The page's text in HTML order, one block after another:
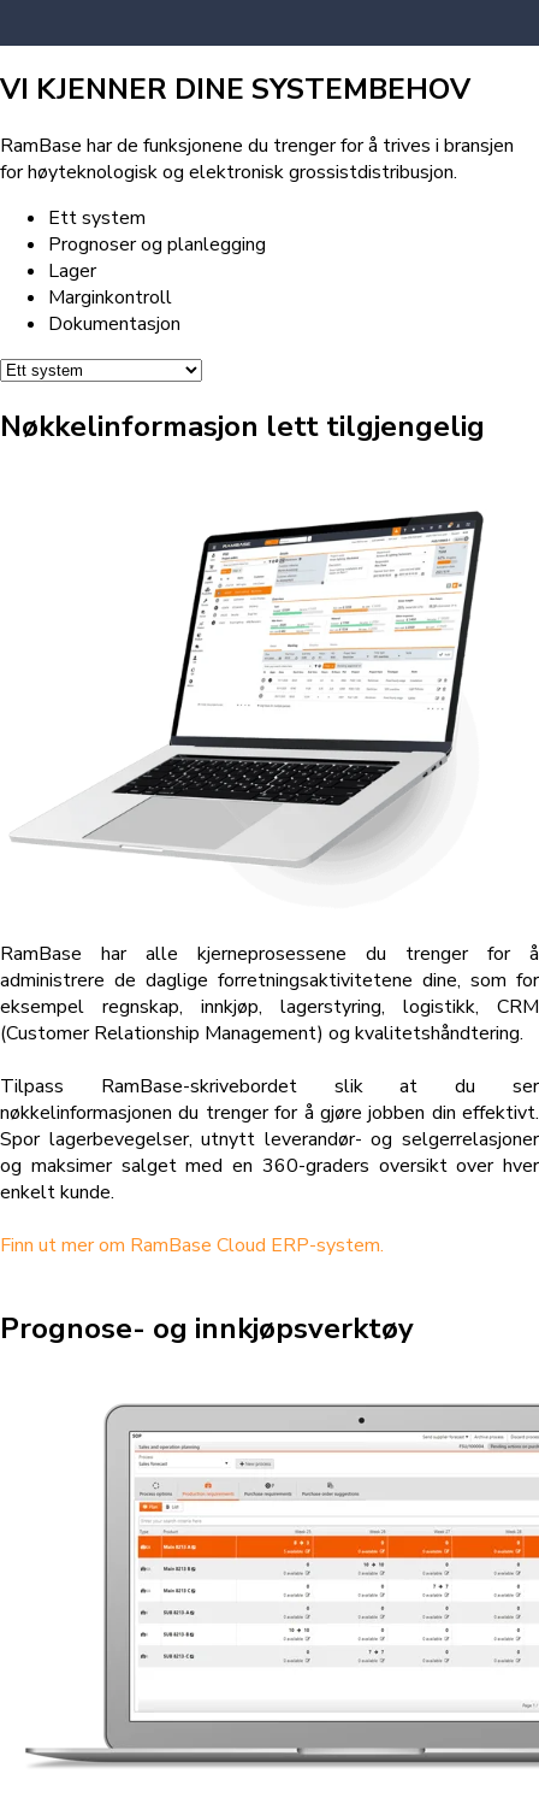
VI KJENNER DINE SYSTEMBEHOV
RamBase har de funksjonene du trenger for å trives i bransjen
for høyteknologisk og elektronisk grossistdistribusjon.
Ett system
Prognoser og planlegging
Lager
Marginkontroll
Dokumentasjon
Nøkkelinformasjon lett tilgjengelig
RamBase har alle kjerneprosessene du trenger for å
administrere de daglige forretningsaktivitetene dine, som for
eksempel regnskap, innkjøp, lagerstyring, logistikk, CRM
(Customer Relationship Management) og kvalitetshåndtering.
Tilpass RamBase-skrivebordet slik at du ser
nøkkelinformasjonen du trenger for å gjøre jobben din effektivt.
Spor lagerbevegelser, utnytt leverandør- og selgerrelasjoner
og maksimer salget med en 360-graders oversikt over hver
enkelt kunde.
Finn ut mer om RamBase Cloud ERP-system.
Prognose- og innkjøpsverktøy